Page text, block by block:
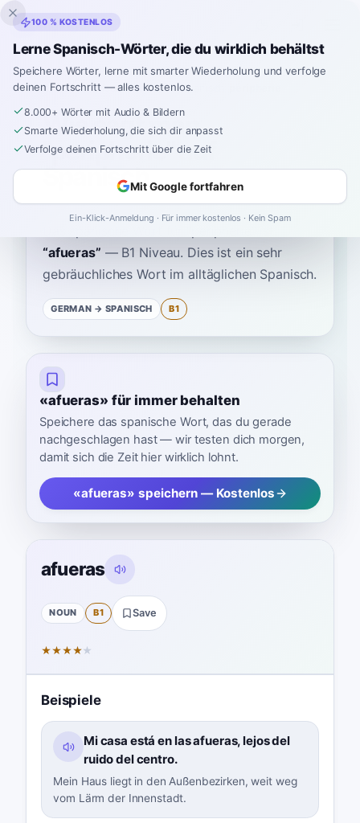
Inklingo
Startseite›Spanisch›German → Spanisch
Wie sagt man
"peripherie" auf
Spanisch
“afueras” — B1 Niveau. Dies ist ein sehr
gebräuchliches Wort im alltäglichen Spanisch.
GERMAN → SPANISCH B1
«afueras» für immer behalten
Speichere das spanische Wort, das du gerade
nachgeschlagen hast — wir testen dich morgen,
damit sich die Zeit hier wirklich lohnt.
«afueras» speichern — Kostenlos
afueras
NOUN B1 Save
★★★★★
Beispiele
Mi casa está en las afueras, lejos del
ruido del centro.
Mein Haus liegt in den Außenbezirken, weit weg
vom Lärm der Innenstadt.
100 % KOSTENLOS
Lerne Spanisch-Wörter, die du wirklich behältst
Speichere Wörter, lerne mit smarter Wiederholung und verfolge
deinen Fortschritt — alles kostenlos.
8.000+ Wörter mit Audio & Bildern
Smarte Wiederholung, die sich dir anpasst
Verfolge deinen Fortschritt über die Zeit
Mit Google fortfahren
Ein-Klick-Anmeldung · Für immer kostenlos · Kein Spam